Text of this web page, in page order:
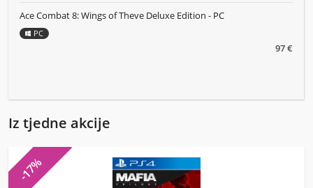
97 €
Ace Combat 8: Wings of Theve Deluxe Edition - PC
PC
Iz tjedne akcije
-17%